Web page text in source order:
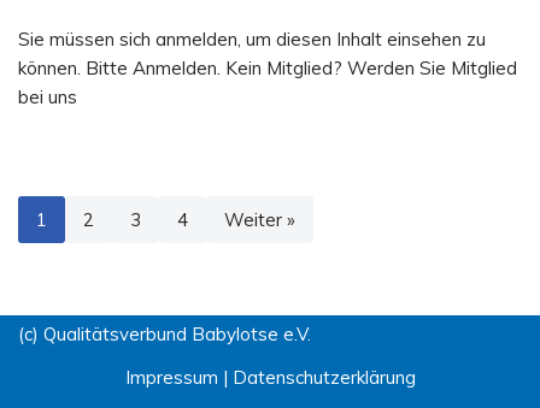
Sie müssen sich anmelden, um diesen Inhalt einsehen zu
können. Bitte Anmelden. Kein Mitglied? Werden Sie Mitglied
bei uns
1 2 3 4 Weiter »
(c) Qualitätsverbund Babylotse e.V.
Impressum | Datenschutzerklärung